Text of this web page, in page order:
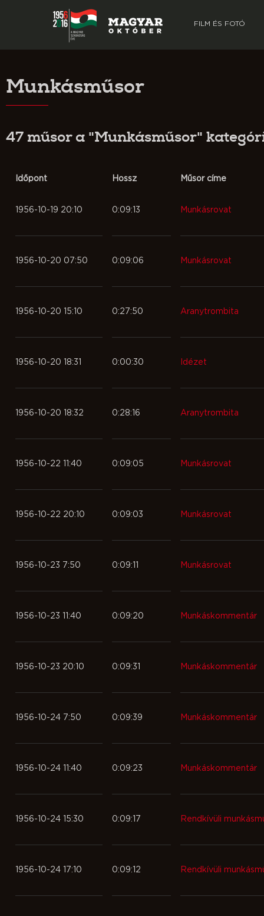
FILM ÉS FOTÓ
Munkásműsor
47 műsor a "Munkásműsor"
Időpont Hossz Műsor címe
1956-10-19 20:10 0:09:13 Munkásrovat
1956-10-20 07:50 0:09:06 Munkásrovat
1956-10-20 15:10 0:27:50 Aranytrombita
1956-10-20 18:31 0:00:30 Idézet
1956-10-20 18:32 0:28:16 Aranytrombita
1956-10-22 11:40 0:09:05 Munkásrovat
1956-10-22 20:10 0:09:03 Munkásrovat
1956-10-23 7:50 0:09:11 Munkásrovat
1956-10-23 11:40 0:09:20 Munkáskommentár
1956-10-23 20:10 0:09:31 Munkáskommentár
1956-10-24 7:50 0:09:39 Munkáskommentár
1956-10-24 11:40 0:09:23 Munkáskommentár
1956-10-24 15:30 0:09:17 Rendkívüli
1956-10-24 17:10 0:09:12 Rendkívüli